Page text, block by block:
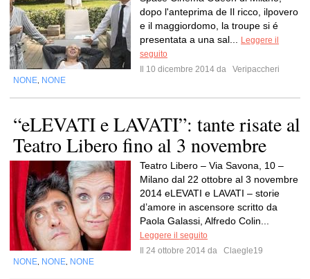
dopo l'anteprima de Il ricco, ilpovero
e il maggiordomo, la troupe si é
presentata a una sal...
Leggere il
seguito
Il 10 dicembre 2014 da
Veripaccheri
NONE NONE
“eLEVATI e LAVATI”: tante risate al
Teatro Libero fino al 3 novembre
Teatro Libero – Via Savona, 10 –
Milano dal 22 ottobre al 3 novembre
2014 eLEVATI e LAVATI – storie
d’amore in ascensore scritto da
Paola Galassi, Alfredo Colin...
Leggere il seguito
Il 24 ottobre 2014 da
Claegle19
NONE NONE NONE